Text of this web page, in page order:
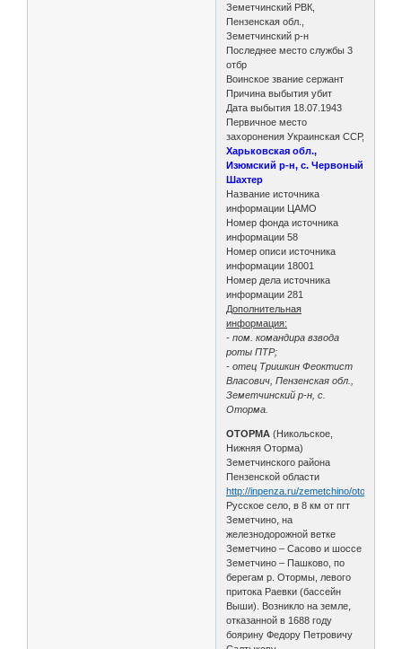
Земетчинский РВК,
Пензенская обл.,
Земетчинский р-н
Последнее место службы 3
отбр
Воинское звание сержант
Причина выбытия убит
Дата выбытия 18.07.1943
Первичное место
захоронения Украинская ССР,
Харьковская обл.,
Изюмский р-н, с. Червоный
Шахтер
Название источника
информации ЦАМО
Номер фонда источника
информации 58
Номер описи источника
информации 18001
Номер дела источника
информации 281
Дополнительная
информация:
- пом. командира взвода
роты ПТР;
- отец Тришкин Феоктист
Власович, Пензенская обл.,
Земетчинский р-н, с.
Оторма.
ОТОРМА (Никольское,
Нижняя Оторма)
Земетчинского района
Пензенской области
http://inpenza.ru/zemetchino/otorma.php
Русское село, в 8 км от пгт
Земетчино, на
железнодорожной ветке
Земетчино – Сасово и шоссе
Земетчино – Пашково, по
берегам р. Отормы, левого
притока Раевки (бассейн
Выши). Возникло на земле,
отказанной в 1688 году
боярину Федору Петровичу